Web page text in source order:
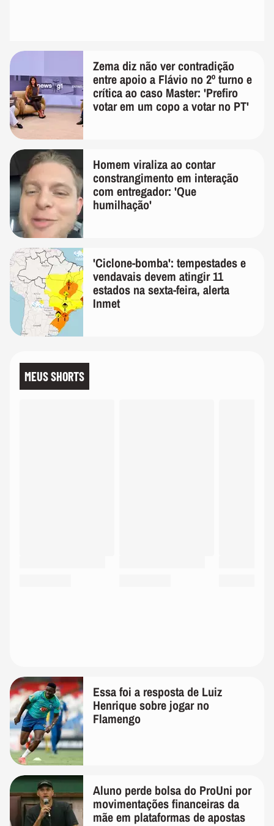
Zema diz não ver contradição
entre apoio a Flávio no 2º turno e
crítica ao caso Master: 'Prefiro
votar em um copo a votar no PT'
Homem viraliza ao contar
constrangimento em interação
com entregador: 'Que
humilhação'
'Ciclone-bomba': tempestades e
vendavais devem atingir 11
estados na sexta-feira, alerta
Inmet
MEUS SHORTS
Essa foi a resposta de Luiz
Henrique sobre jogar no
Flamengo
Aluno perde bolsa do ProUni por
movimentações financeiras da
mãe em plataformas de apostas